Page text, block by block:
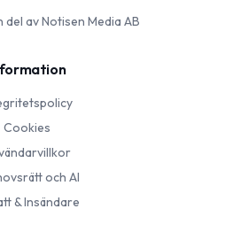
del av Notisen Media AB
Cookies
och AI
& Insändare